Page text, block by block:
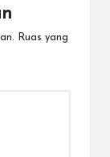
Ruas yang